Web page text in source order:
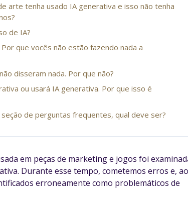
arte tenha usado IA generativa e isso não tenha
de IA?
que vocês não estão fazendo nada a
disseram nada. Por que não?
ou usará IA generativa. Por que isso é
de perguntas frequentes, qual deve ser?
em peças de marketing e jogos foi
Durante esse tempo, cometemos erros e, ao
erroneamente como problemáticos de